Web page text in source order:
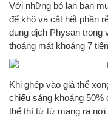
Với những bó lan bạn
để khô và cắt hết phần
dung dịch Physan trong
thoáng mát khoảng 7
Khi ghép vào giá thể
chiếu sáng khoảng
thể thì từ từ mang ra nơi